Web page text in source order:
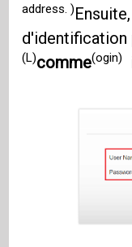
address. )
d'identification
(L)comme(ogin)